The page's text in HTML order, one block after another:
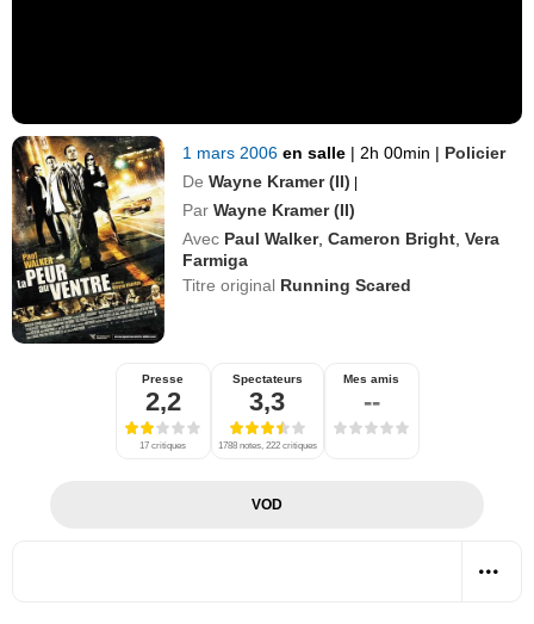
1 mars 2006en salle | 2h 00min | Policier
De Wayne Kramer (II) |
Par Wayne Kramer (II)
Avec Paul Walker,Cameron Bright ,Vera
Farmiga
Titre original Running Scared
Presse
2,2
17 critiques
Spectateurs
3,3
1788 notes, 222 critiques
Mes amis
--
VOD